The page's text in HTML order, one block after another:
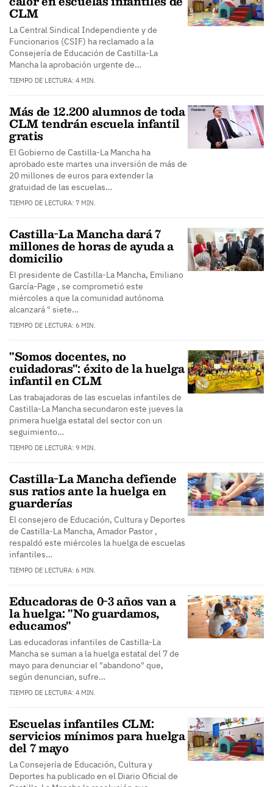
CLM
La Central Sindical Independiente y de
Funcionarios (CSIF) ha reclamado a la
Consejería de Educación de Castilla-La
Mancha la aprobación urgente de…
TIEMPO DE LECTURA: 4 MIN.
Más de 12.200 alumnos de toda
CLM tendrán escuela infantil
gratis
El Gobierno de Castilla-La Mancha ha
aprobado este martes una inversión de más de
20 millones de euros para extender la
gratuidad de las escuelas…
TIEMPO DE LECTURA: 7 MIN.
Castilla-La Mancha dará 7
millones de horas de ayuda a
domicilio
El presidente de Castilla-La Mancha, Emiliano
García-Page , se comprometió este
miércoles a que la comunidad autónoma
alcanzará " siete…
TIEMPO DE LECTURA: 6 MIN.
"Somos docentes, no
cuidadoras": éxito de la huelga
infantil en CLM
Las trabajadoras de las escuelas infantiles de
Castilla-La Mancha secundaron este jueves la
primera huelga estatal del sector con un
seguimiento…
TIEMPO DE LECTURA: 9 MIN.
Castilla-La Mancha defiende
sus ratios ante la huelga en
guarderías
El consejero de Educación, Cultura y Deportes
de Castilla-La Mancha, Amador Pastor ,
respaldó este miércoles la huelga de escuelas
infantiles…
TIEMPO DE LECTURA: 6 MIN.
Educadoras de 0-3 años van a
la huelga: "No guardamos,
educamos"
Las educadoras infantiles de Castilla-La
Mancha se suman a la huelga estatal del 7 de
mayo para denunciar el "abandono" que,
según denuncian, sufre…
TIEMPO DE LECTURA: 4 MIN.
Escuelas infantiles CLM:
servicios mínimos para huelga
del 7 mayo
La Consejería de Educación, Cultura y
Deportes ha publicado en el Diario Oficial de